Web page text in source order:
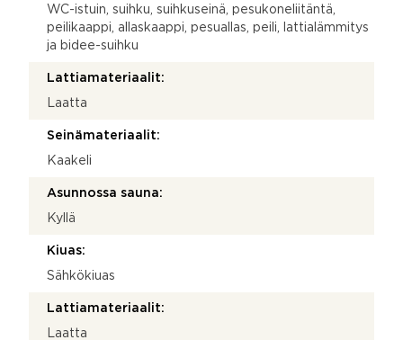
WC-istuin, suihku, suihkuseinä, pesukoneliitäntä,
peilikaappi, allaskaappi, pesuallas, peili, lattialämmitys
ja bidee-suihku
Lattiamateriaalit:
Laatta
Seinämateriaalit:
Kaakeli
Asunnossa sauna:
Kyllä
Kiuas:
Sähkökiuas
Lattiamateriaalit:
Laatta